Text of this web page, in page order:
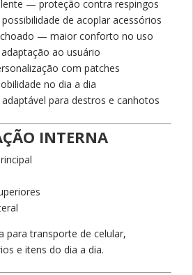
— proteção contra respingos
de acoplar acessórios
— maior conforto no uso
ao usuário
com patches
no dia a dia
para destros e canhotos
INTERNA
para transporte de celular,
e itens do dia a dia.